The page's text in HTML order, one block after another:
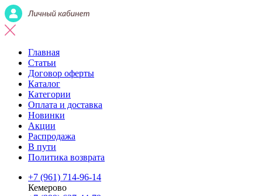
Главная
Статьи
Договор оферты
Каталог
Категории
Оплата и доставка
Новинки
Акции
Распродажа
В пути
Политика возврата
+7 (961) 714-96-14
Кемерово